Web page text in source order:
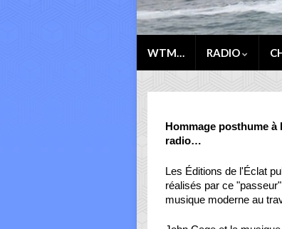
WTM… RADIO
Hommage posthume
radio…
Les Éditions de l'Éclat
réalisés par ce
musique moderne au